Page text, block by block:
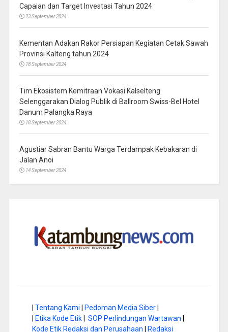
Capaian dan Target Investasi Tahun 2024
23 September 2024
Kementan Adakan Rakor Persiapan Kegiatan Cetak Sawah
Provinsi Kalteng tahun 2024
18 September 2024
Tim Ekosistem Kemitraan Vokasi Kalselteng
Selenggarakan Dialog Publik di Ballroom Swiss-Bel Hotel
Danum Palangka Raya
18 September 2024
Agustiar Sabran Bantu Warga Terdampak Kebakaran di
Jalan Anoi
14 September 2024
Tentang Kami Pedoman Media Siber|
Etika Kode Etik| SOP Perlindungan Wartawan
Kode Etik Redaksi dan Perusahaan
Redaksi